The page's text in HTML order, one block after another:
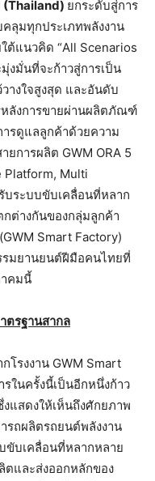
(Thailand) ยกระดับสู่การ
มทุกประเภทพลังงาน
ต้แนวคิด “All Scenarios
งมั่นที่จะก้าวสู่การเป็น
างใจสูงสุด และอันดับ
ลังการขายผ่านผลิตภัณฑ์
รดูแลลูกค้าด้วยความ
ยการผลิต GWM ORA 5
Multi
บระบบขับเคลื่อนที่หลาก
ต่างกันของกลุ่มลูกค้า
Smart Factory)
รมยานยนต์ฝีมือคนไทยที่
คมนี้
ตรฐานสากล
โรงงาน GWM Smart
รในครั้งนี้เป็นอีกหนึ่งก้าว
แสดงให้เห็นถึงศักยภาพ
รถผลิตรถยนต์พลังงาน
ขับเคลื่อนที่หลากหลาย
ตและส่งออกหลักของ